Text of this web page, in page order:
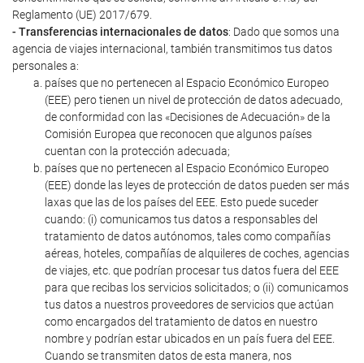
Reglamento (UE) 2017/679.
- Transferencias internacionales de datos: Dado que somos una
agencia de viajes internacional, también transmitimos tus datos
personales a:
países que no pertenecen al Espacio Económico Europeo
(EEE) pero tienen un nivel de protección de datos adecuado,
de conformidad con las «Decisiones de Adecuación» de la
Comisión Europea que reconocen que algunos países
cuentan con la protección adecuada;
países que no pertenecen al Espacio Económico Europeo
(EEE) donde las leyes de protección de datos pueden ser más
laxas que las de los países del EEE. Esto puede suceder
cuando: (i) comunicamos tus datos a responsables del
tratamiento de datos autónomos, tales como compañías
aéreas, hoteles, compañías de alquileres de coches, agencias
de viajes, etc. que podrían procesar tus datos fuera del EEE
para que recibas los servicios solicitados; o (ii) comunicamos
tus datos a nuestros proveedores de servicios que actúan
como encargados del tratamiento de datos en nuestro
nombre y podrían estar ubicados en un país fuera del EEE.
Cuando se transmiten datos de esta manera, nos